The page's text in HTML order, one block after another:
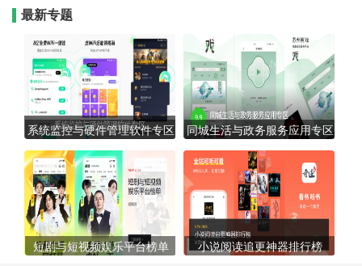
最新专题
系统监控与硬件管理软件专区 同城生活与政务服务应用专区
短剧与短视频娱乐平台榜单 小说阅读追更神器排行榜